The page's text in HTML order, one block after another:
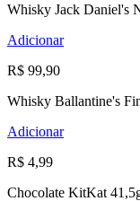
Whisky Jack Daniel's
Adicionar
R$ 99,90
Whisky Ballantine's
Adicionar
R$ 4,99
Chocolate KitKat